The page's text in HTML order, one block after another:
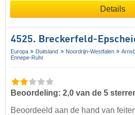
Details
4525. Breckerfeld-
Europa Duitsland Noordrijn-Westfalen
Ennepe-Ruhr
Beoordeling: 2,0 van de 5
Beoordeeld aan de hand van